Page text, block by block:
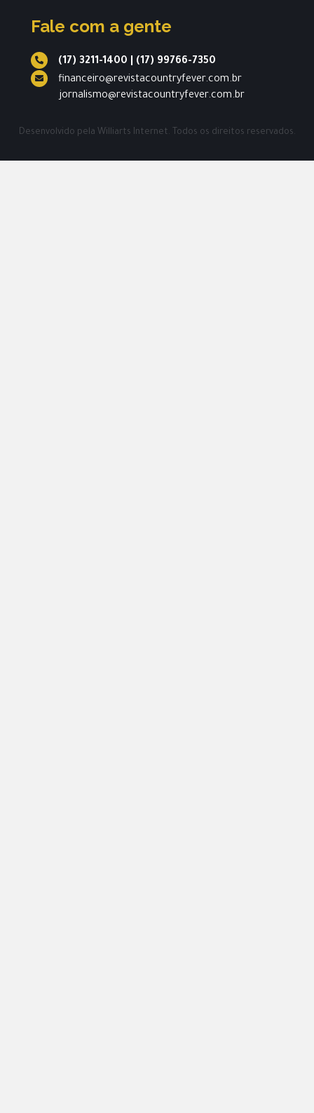
Fale com a gente
(17) 3211-1400
(17) 99766-7350
financeiro@revistacountryfever.com.br
jornalismo@revistacountryfever.com.br
Desenvolvido pela Williarts Internet. Todos os direitos reservados.